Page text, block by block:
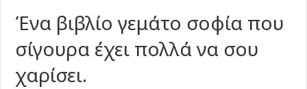
Ένα βιβλίο γεμάτο σοφία που
σίγουρα έχει πολλά να σου
χαρίσει.